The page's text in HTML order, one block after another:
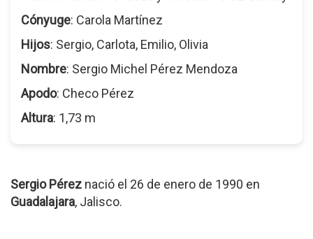
Cónyuge: Carola Martínez
Hijos: Sergio, Carlota, Emilio, Olivia
Nombre: Sergio Michel Pérez Mendoza
Apodo: Checo Pérez
Altura: 1,73 m
Sergio Pérez nació el 26 de enero de 1990 en
Guadalajara, Jalisco.